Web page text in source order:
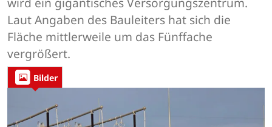
Laut Angaben des Bauleiters hat sich die
Fläche mittlerweile um das Fünffache
vergrößert.
Bilder